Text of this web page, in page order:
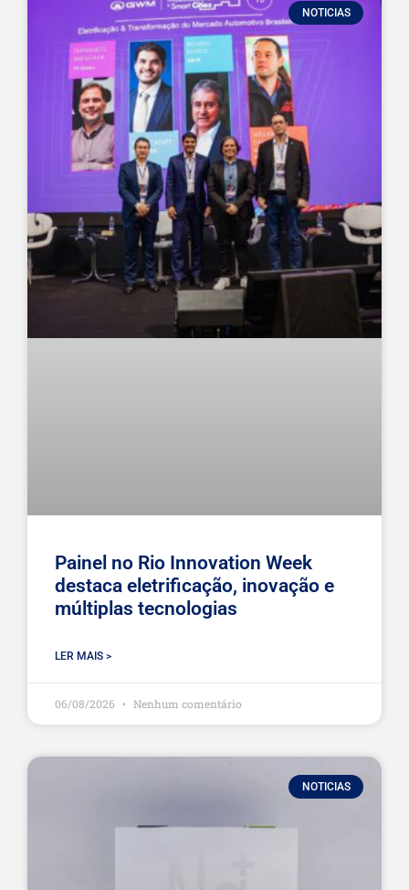
NOTICIAS
Painel no Rio Innovation Week
destaca eletrificação, inovação e
múltiplas tecnologias
LER MAIS >
06/08/2026 Nenhum comentário
NOTICIAS